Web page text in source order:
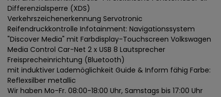
Differenzialsperre (XDS)
Verkehrszeichenerkennung Servotronic
Reifendruckkontrolle Infotainment: Navigationssystem
"Discover Media" mit Farbdisplay-Touchscreen Volkswagen
Media Control Car-Net 2 x USB 8 Lautsprecher
Freisprecheinrichtung (Bluetooth)
mit induktiver Lademöglichkeit Guide & Inform fähig Farbe:
Reflexsilber metallic
Wir haben Mo-Fr. 08:00-18:00 Uhr, Samstags bis 17:00 Uhr